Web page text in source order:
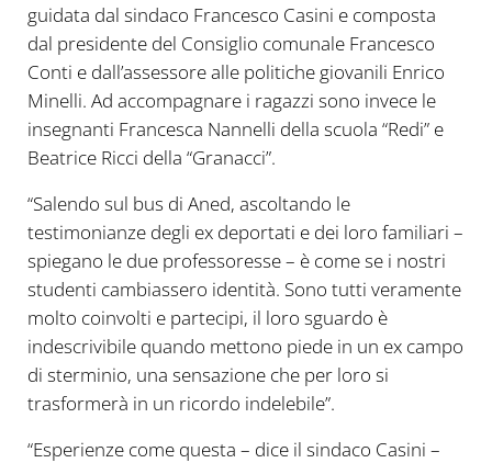
guidata dal sindaco Francesco Casini e composta
dal presidente del Consiglio comunale Francesco
Conti e dall’assessore alle politiche giovanili Enrico
Minelli. Ad accompagnare i ragazzi sono invece le
insegnanti Francesca Nannelli della scuola “Redi” e
Beatrice Ricci della “Granacci”.
“Salendo sul bus di Aned, ascoltando le
testimonianze degli ex deportati e dei loro familiari –
spiegano le due professoresse – è come se i nostri
studenti cambiassero identità. Sono tutti veramente
molto coinvolti e partecipi, il loro sguardo è
indescrivibile quando mettono piede in un ex campo
di sterminio, una sensazione che per loro si
trasformerà in un ricordo indelebile”.
“Esperienze come questa – dice il sindaco Casini –